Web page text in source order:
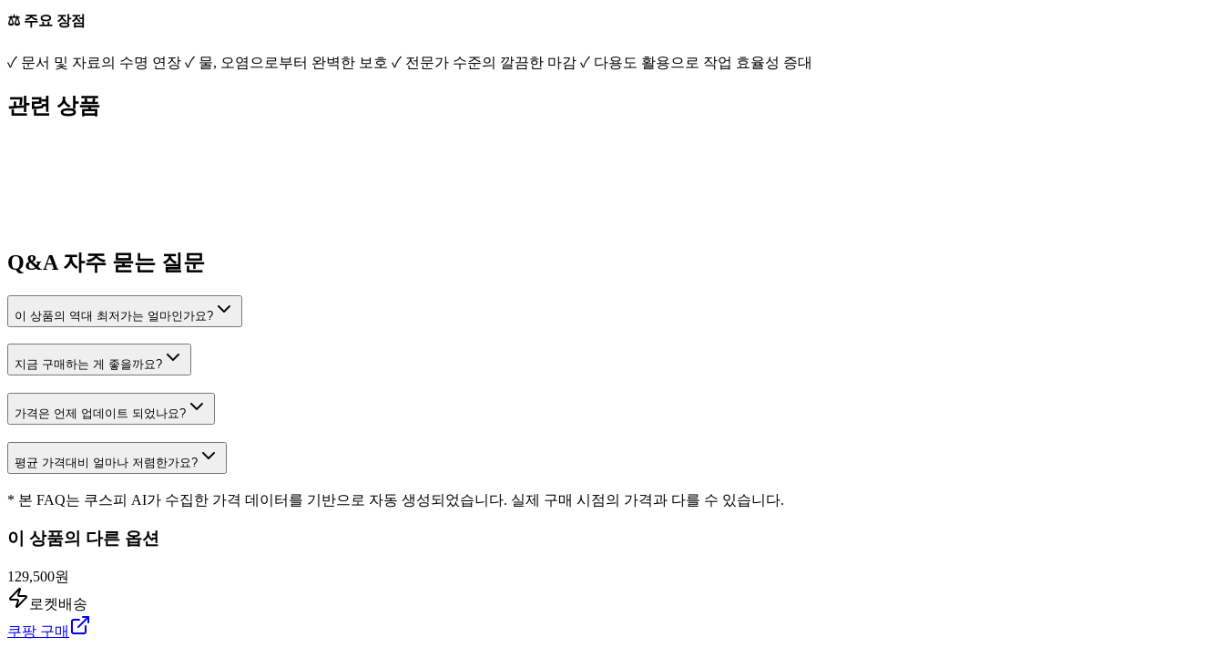
⚖️ 주요 장점
✓ 문서 및 자료의 수명 연장 ✓ 물, 오염으로부터 완벽한 보호 ✓ 전문가 수준의 깔끔한 마감 ✓ 다용도 활용으로 작업 효율성 증대
관련 상품
Q&A 자주 묻는 질문
이 상품의 역대 최저가는 얼마인가요?
지금 구매하는 게 좋을까요?
가격은 언제 업데이트 되었나요?
평균 가격대비 얼마나 저렴한가요?
* 본 FAQ는 쿠스피 AI가 수집한 가격 데이터를 기반으로 자동 생성되었습니다. 실제 구매 시점의 가격과 다를 수 있습니다.
이 상품의 다른 옵션
129,500원
로켓배송
쿠팡 구매